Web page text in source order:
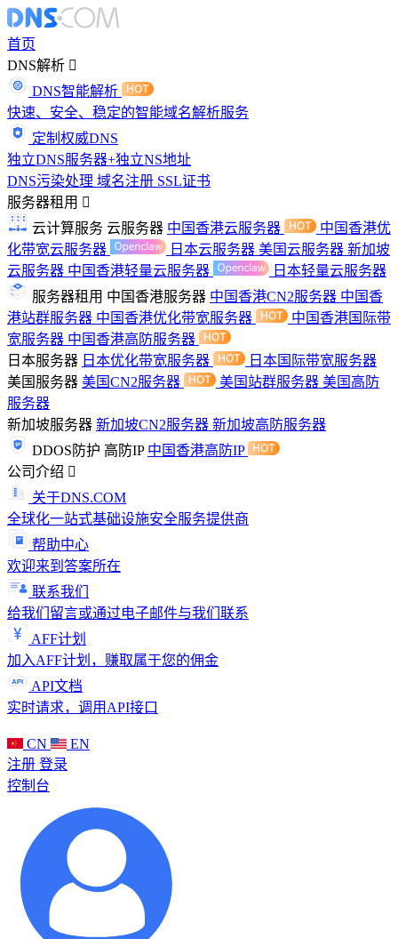
首页
DNS解析
DNS智能解析
快速、安全、稳定的智能域名解析服务
定制权威DNS
独立DNS服务器+独立NS地址
DNS污染处理 域名注册 SSL证书
服务器租用
云计算服务 云服务器 中国香港云服务器
中国香港优
化带宽云服务器
日本云服务器 美国云服务器 新加坡
云服务器 中国香港轻量云服务器
日本轻量云服务器
服务器租用 中国香港服务器 中国香港CN2服务器 中国香
港站群服务器 中国香港优化带宽服务器
中国香港国际带
宽服务器 中国香港高防服务器
日本服务器 日本优化带宽服务器
日本国际带宽服务器
美国服务器 美国CN2服务器 美国站群服务器 美国高防
服务器
新加坡服务器 新加坡CN2服务器 新加坡高防服务器
DDOS防护 高防IP 中国香港高防IP
公司介绍
关于DNS.COM
全球化一站式基础设施安全服务提供商
帮助中心
欢迎来到答案所在
联系我们
给我们留言或通过电子邮件与我们联系
AFF计划
加入AFF计划，赚取属于您的佣金
API文档
实时请求，调用API接口
CN
EN
注册 登录
控制台